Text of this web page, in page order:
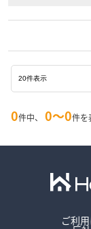
0件中、 0〜0件を
ご利